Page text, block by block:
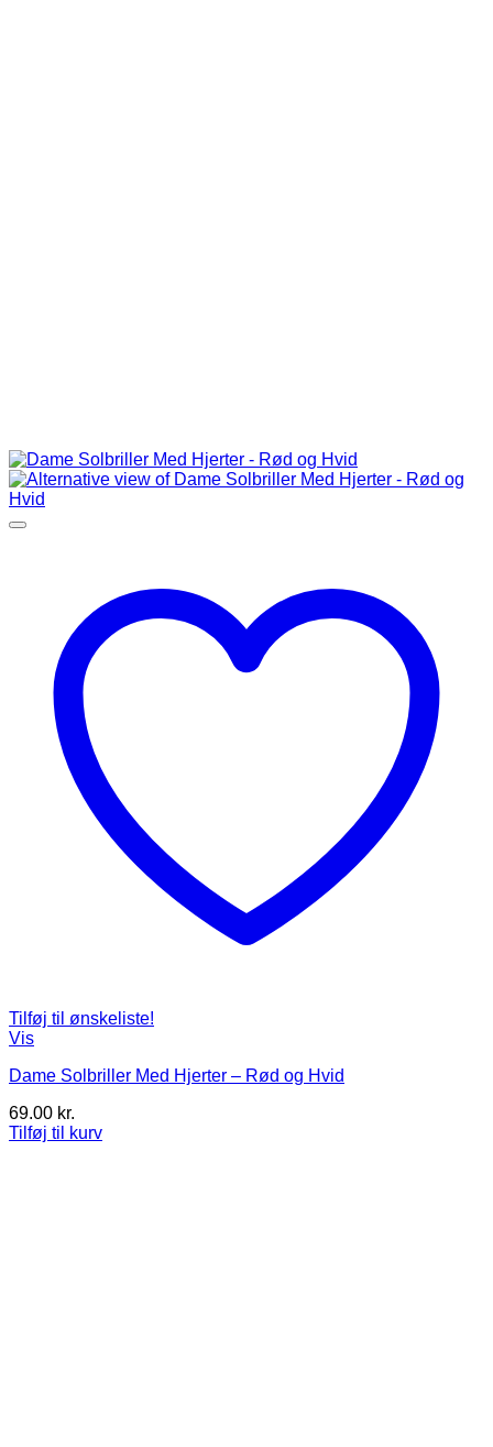
Tilføj til ønskeliste!
Vis
Dame Solbriller Med Hjerter – Rød og Hvid
69.00 kr.
Tilføj til kurv